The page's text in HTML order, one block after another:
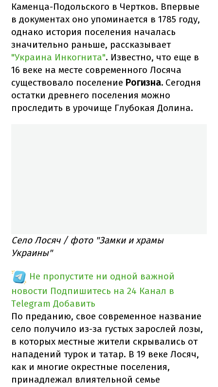
Каменца-Подольского в Чертков. Впервые
в документах оно упоминается в 1785 году,
однако история поселения началась
значительно раньше, рассказывает
"Украина Инкогнита". Известно, что еще в
16 веке на месте современного Лосяча
существовало поселение Рогизна. Сегодня
остатки древнего поселения можно
проследить в урочище Глубокая Долина.
Село Лосяч / фото "Замки и храмы
Украины"
Не пропустите ни одной важной
новости Подпишитесь на 24 Канал в
Telegram Добавить
По преданию, свое современное название
село получило из-за густых зарослей лозы,
в которых местные жители скрывались от
нападений турок и татар. В 19 веке Лосяч,
как и многие окрестные поселения,
принадлежал влиятельной семье